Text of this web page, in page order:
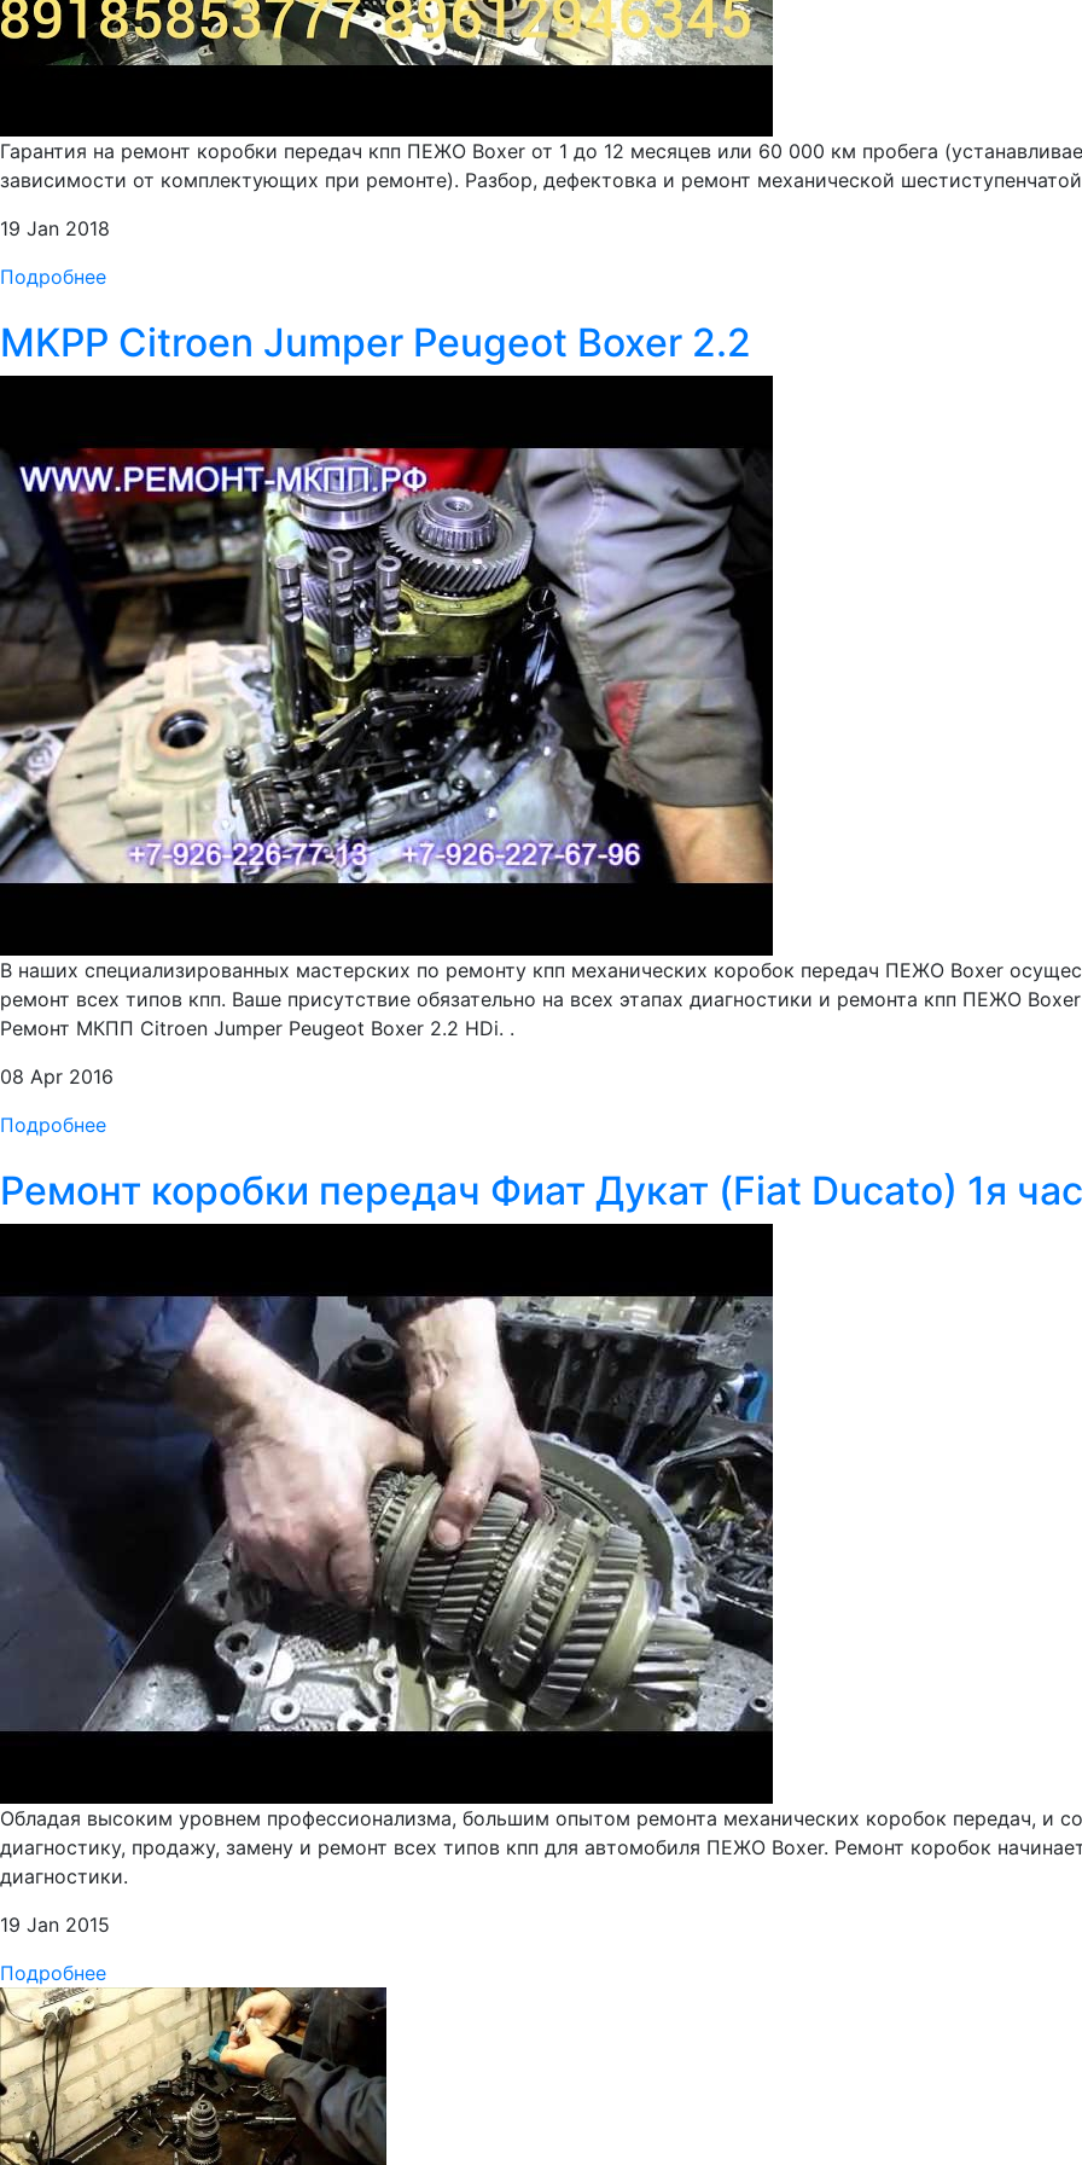
Гарантия на ремонт коробки передач кпп ПЕЖО Boxer от 1 до 12 месяцев или 60 000 км пробега
зависимости от комплектующих при ремонте). Разбор, дефектовка и ремонт механической
19 Jan 2018
Подробнее
MKPP Citroen Jumper Peugeot Boxer 2.2
В наших специализированных мастерских по ремонту кпп механических коробок передач ПЕЖО Boxer
ремонт всех типов кпп. Ваше присутствие обязательно на всех этапах диагностики и ремонта кпп ПЕЖО
Ремонт МКПП Citroen Jumper Peugeot Boxer 2.2 HDi. .
08 Apr 2016
Подробнее
Ремонт коробки передач Фиат Дукат (Fiat Ducato) 1я
Обладая высоким уровнем профессионализма, большим опытом ремонта механических коробок передач, и
диагностику, продажу, замену и ремонт всех типов кпп для автомобиля ПЕЖО Boxer. Ремонт коробок
диагностики.
19 Jan 2015
Подробнее